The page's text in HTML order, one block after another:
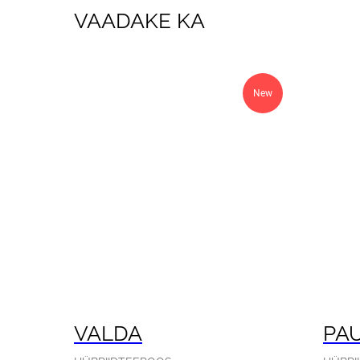
VAADAKE KA
New
VALDA